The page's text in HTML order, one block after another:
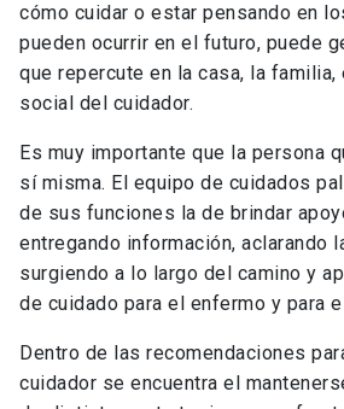
cómo cuidar o estar pensando en
pueden ocurrir en el futuro, puede
que repercute en la casa, la
social del cuidador.
Es muy importante que la persona
sí misma. El equipo de cuidados
de sus funciones la de brindar
entregando información, aclarando
surgiendo a lo largo del camino y
de cuidado para el enfermo y para
Dentro de las recomendaciones
cuidador se encuentra el